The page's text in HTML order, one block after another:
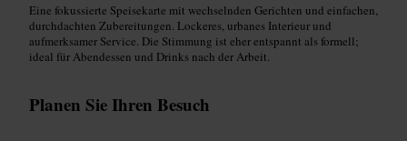
Eine fokussierte Speisekarte mit wechselnden Gerichten und einfachen,
durchdachten Zubereitungen. Lockeres, urbanes Interieur und
aufmerksamer Service. Die Stimmung ist eher entspannt als formell;
ideal für Abendessen und Drinks nach der Arbeit.
Planen Sie Ihren Besuch